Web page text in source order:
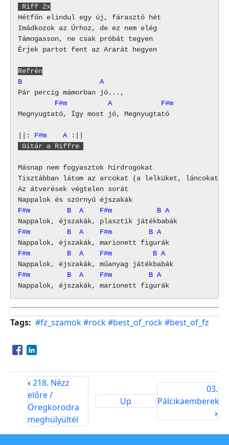
Riff 2x
Hétfőn elindul egy új, fárasztó hét
Imádkozok az Úrhoz, de ez nem elég
Támogasson, ne csak próbát tegyen
Érjek partot fent az Ararát hegyen
Refrén
B                   A
         F#m          A            F#m
Megnyugtató, Így most jó, Megnyugtató
||: F#m A
Gitár a Riffre
Másnap nem fogyasztok hírdrogokat
Tisztábban látom az arcokat (a lelküket, láncokat)
Az átverések végtelen sorát
F#m         B  A    F#m           B A
F#m         B  A    F#m         B A
F#m         B  A    F#m          B A
F#m         B  A    F#m         B A
Tags #fz_szamok#rock#best_of_rock#best_of_fz
Opens in a new window
Opens in a new window
‹ 218. Nézz
előre /
Öregkorodra
meghülyültél
Up
03.
Pálcikaemberek
›